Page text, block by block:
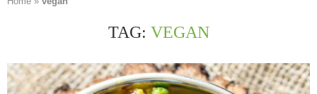
TAG: VEGAN